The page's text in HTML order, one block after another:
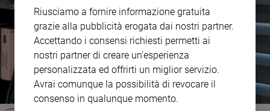
PolicyRiusciamo a fornire informazione gratuita
grazie alla pubblicità erogata dai nostri partner.
Accettando i consensi richiesti permetti ai
nostri partner di creare un'esperienza
personalizzata ed offrirti un miglior servizio.
Avrai comunque la possibilità di revocare il
consenso in qualunque momento.